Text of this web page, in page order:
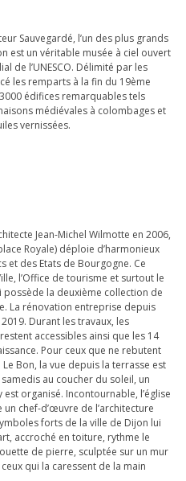
Sauvegardé, l’un des plus grands
est un véritable musée à ciel ouvert
de l’UNESCO. Délimité par les
les remparts à la fin du 19ème
édifices remarquables tels
médiévales à colombages et
vernissées.
Jean-Michel Wilmotte en 2006,
Royale) déploie d’harmonieux
et des Etats de Bourgogne. Ce
l’Office de tourisme et surtout le
possède la deuxième collection de
La rénovation entreprise depuis
Durant les travaux, les
accessibles ainsi que les 14
Pour ceux que ne rebutent
Bon, la vue depuis la terrasse est
au coucher du soleil, un
organisé. Incontournable, l’église
chef-d’œuvre de l’architecture
forts de la ville de Dijon lui
accroché en toiture, rythme le
de pierre, sculptée sur un mur
qui la caressent de la main